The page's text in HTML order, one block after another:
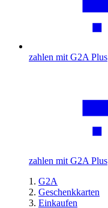
zahlen mit G2A Plus
zahlen mit G2A Plus
G2A
Geschenkkarten
Einkaufen